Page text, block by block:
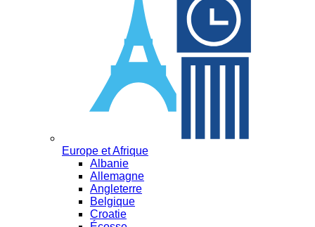
Europe et Afrique
Albanie
Allemagne
Angleterre
Belgique
Croatie